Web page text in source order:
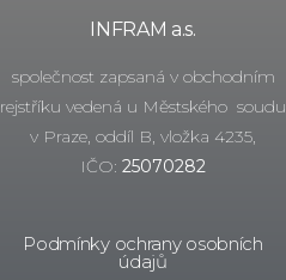
INFRAM a.s.
společnost zapsaná v obchodním
rejstříku vedená u Městského soudu
v Praze, oddíl B, vložka 4235,
IČO: 25070282
Podmínky ochrany osobních
údajů